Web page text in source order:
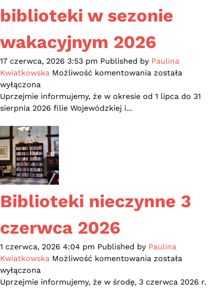
biblioteki w sezonie
wakacyjnym 2026
17 czerwca, 2026 3:53 pm Published by Paulina
Kwiatkowska Możliwość komentowania Godziny
biblioteki
została
wyłączona
Uprzejmie informujemy, że w okresie od 1 lipca do 31
sierpnia 2026 filie Wojewódzkiej i...
Biblioteki nieczynne 3
czerwca 2026
1 czerwca, 2026 4:04 pm Published by Paulina
Kwiatkowska Możliwość komentowania Biblioteki
3
została
wyłączona
Uprzejmie informujemy, że w środę, 3 czerwca 2026 r.